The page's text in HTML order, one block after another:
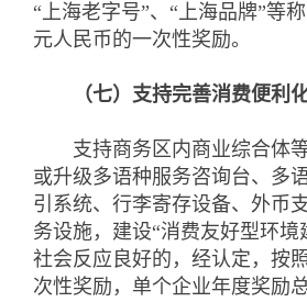
“上海老字号”、“上海品牌”等
元人民币的一次性奖励。
（七）支持完善消费便利
支持商务区内商业综合体等
或升级多语种服务咨询台、多
引系统、行李寄存设备、外币
务设施，建设“消费友好型环境
社会反应良好的，经认定，按
次性奖励，单个企业年度奖励